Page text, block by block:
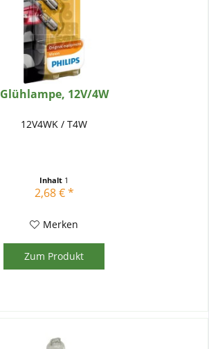
Glühlampe, 12V/4W
12V4WK / T4W
Inhalt 1
2,68 € *
Merken
Zum Produkt